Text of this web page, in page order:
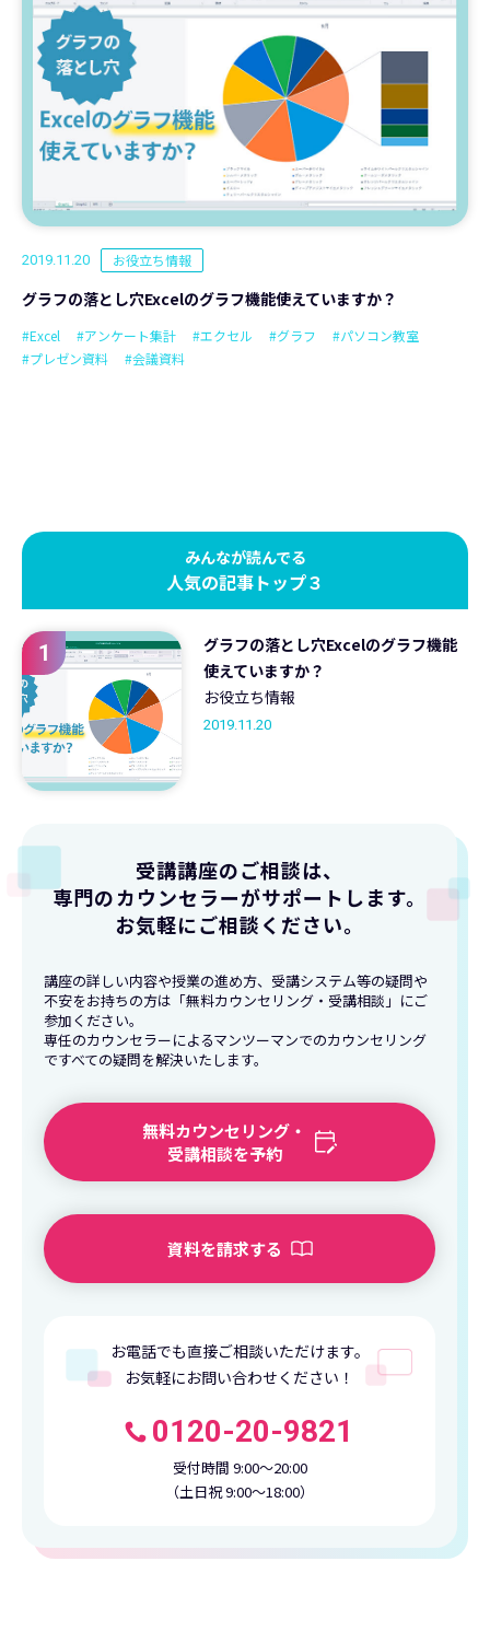
2019.11.20 お役立ち情報
グラフの落とし穴Excelのグラフ機能使えていますか？
#Excel #アンケート集計 #エクセル #グラフ
#パソコン教室
#プレゼン資料
#会議資料
みんなが読んでる
人気の記事トップ３
1
グラフの落とし穴Excelのグラフ機能
使えていますか？
お役立ち情報
2019.11.20
受講講座のご相談は、
専門のカウンセラーがサポートします。
お気軽にご相談ください。
講座の詳しい内容や授業の進め方、受講システム等の疑問や
不安をお持ちの方は「無料カウンセリング・受講相談」にご
参加ください。
専任のカウンセラーによるマンツーマンでのカウンセリング
ですべての疑問を解決いたします。
無料カウンセリング・
受講相談を予約
資料を請求する
お電話でも直接ご相談いただけます。
お気軽にお問い合わせください！
0120-20-9821
受付時間 9:00〜20:00
（土日祝 9:00〜18:00）